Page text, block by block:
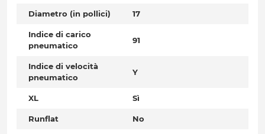
Diametro (in pollici) 17
Indice di carico
pneumatico
91
Indice di velocità
pneumatico
Y
XL Sì
Runflat No